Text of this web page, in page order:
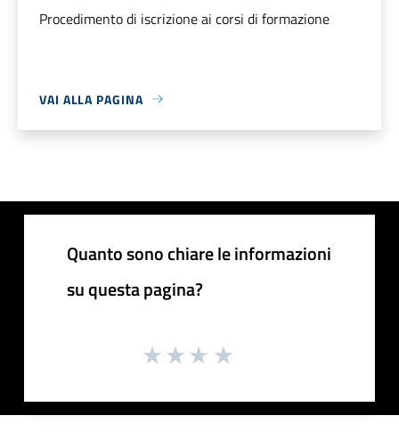
Procedimento di iscrizione ai corsi di formazione
VAI ALLA PAGINA
Quanto sono chiare le informazioni
su questa pagina?